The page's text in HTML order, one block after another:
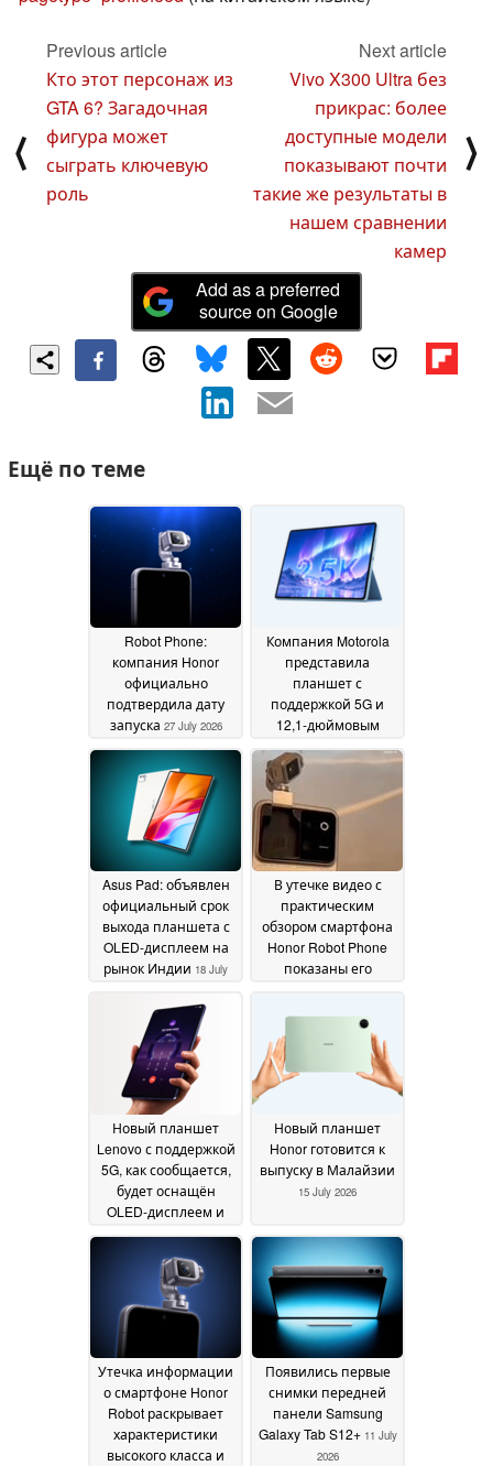
⟨
Previous article
Кто этот персонаж из
GTA 6? Загадочная
фигура может
сыграть ключевую
роль
Next article
Vivo X300 Ultra без
прикрас: более
доступные модели
показывают почти
такие же результаты в
нашем сравнении
камер
⟩
Add as a preferred
source on Google
Ещё по теме
Robot Phone:
компания Honor
официально
подтвердила дату
запуска 27 July 2026
Компания Motorola
представила
планшет с
поддержкой 5G и
12,1-дюймовым
25 July 2026
Asus Pad: объявлен
официальный срок
выхода планшета с
OLED-дисплеем на
рынок Индии 18 July
В утечке видео с
практическим
обзором смартфона
Honor Robot Phone
показаны его
18 July 2026
Новый планшет
Lenovo с поддержкой
5G, как сообщается,
будет оснащён
OLED-дисплеем и
памятью объёмом
до 24 ГБ16 July 2026
Новый планшет
Honor готовится к
выпуску в Малайзии
15 July 2026
Утечка информации
о смартфоне Honor
Robot раскрывает
характеристики
высокого класса и
Появились первые
снимки передней
панели Samsung
Galaxy Tab S12+ 11 July
2026